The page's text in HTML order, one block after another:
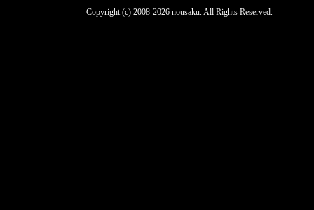
Copyright (c) 2008-2026 nousaku. All Rights Reserved.